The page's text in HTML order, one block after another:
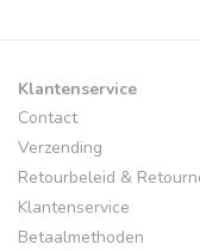
Klantenservice
Contact
Verzending
Retourbeleid &
Klantenservice
Betaalmethoden